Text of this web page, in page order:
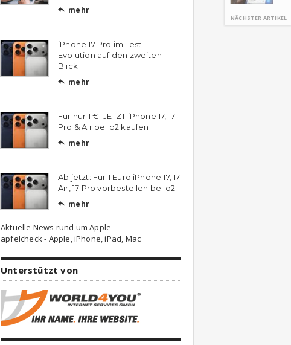
NÄCHSTER ARTIKEL
 mehr
iPhone 17 Pro im Test:
Evolution auf den zweiten
Blick
 mehr
Für nur 1 €: JETZT iPhone 17, 17
Pro & Air bei o2 kaufen
 mehr
Ab jetzt: Für 1 Euro iPhone 17, 17
Air, 17 Pro vorbestellen bei o2
 mehr
Aktuelle News rund um Apple
apfelcheck - Apple, iPhone, iPad, Mac
Unterstützt von